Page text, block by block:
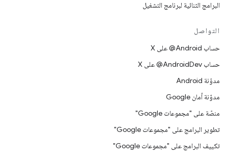
البرامج الثنائية لبرنامج التشغيل
التواصل
حساب ‎@Android على X
حساب ‎@AndroidDev على X
مدوّنة Android
مدوّنة أمان Google
منصّة على "مجموعات Google"
تطوير البرامج على "مجموعات Google"
تكييف البرامج على "مجموعات Google"